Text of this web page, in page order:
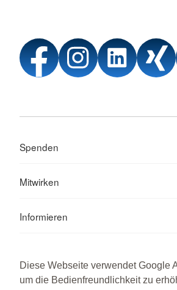
Diese Webseite verwendet Google
um die Bedienfreundlichkeit zu
Spenden
Mitwirken
Informieren